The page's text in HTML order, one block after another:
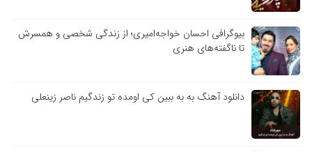
بیوگرافی احسان خواجه‌امیری؛ از زندگی شخصی و همسرش
تا ناگفته‌های هنری
دانلود آهنگ به به ببین کی اومده تو زندگیم ناصر زینعلی